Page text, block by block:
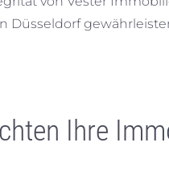
Düsseldorf
Ihre